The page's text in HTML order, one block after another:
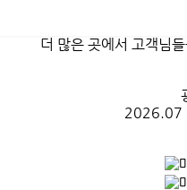
더 많은 곳에서 고객님
2026.07